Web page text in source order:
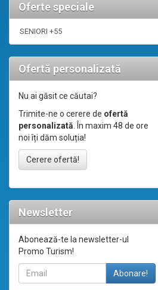
Oferte speciale
SENIORI +55
Ofertă personalizată
Nu ai găsit ce căutai?
Trimite-ne o cerere de ofertă
personalizată. În maxim 48 de ore
noi îți dăm soluția!
Cerere ofertă!
Newsletter
Abonează-te la newsletter-ul
Promo Turism!